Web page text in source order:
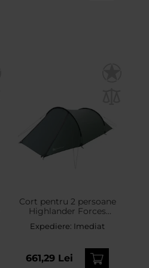
Cort pentru 2 persoane
Highlander Forces
Blackthorn 2 Gen. 2 -
Scarab Green
Expediere: Imediat
661,29 Lei